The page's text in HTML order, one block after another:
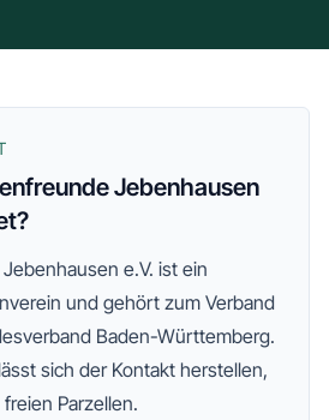
Jebenhausen
e.V. ist ein
und gehört zum Verband
Baden-Württemberg.
sich der Kontakt herstellen,
Parzellen.